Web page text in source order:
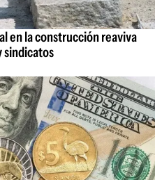
en la construcción reaviva
sindicatos